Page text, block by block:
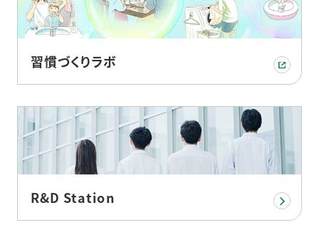
習慣づくりラボ
R&D Station